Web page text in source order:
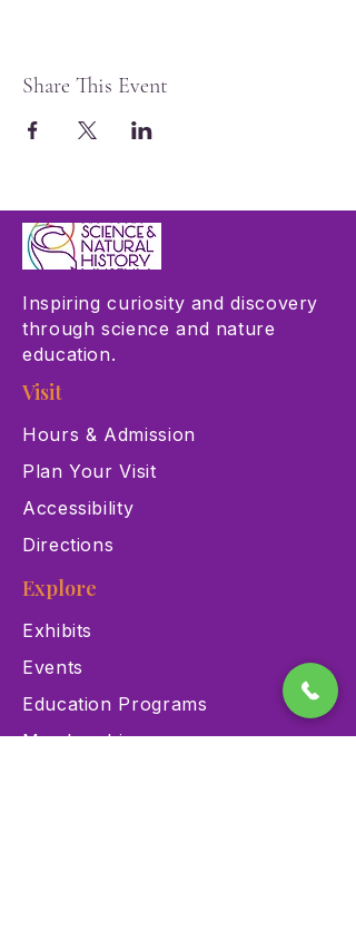
Share This Event
Inspiring curiosity and discovery
through science and nature
education.
Visit
Hours & Admission
Plan Your Visit
Accessibility
Directions
Explore
Exhibits
Events
Education Programs
Memberships